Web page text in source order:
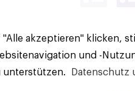
"Alle akzeptieren" klicken,
und -
unterstützen.
Datenschutz